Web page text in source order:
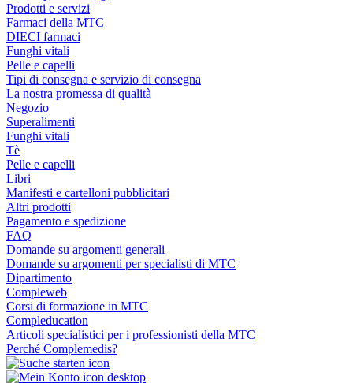
Prodotti e servizi
Farmaci della MTC
DIECI farmaci
Funghi vitali
Pelle e capelli
Tipi di consegna e servizio di consegna
La nostra promessa di qualità
Negozio
Superalimenti
Funghi vitali
Tè
Pelle e capelli
Libri
Manifesti e cartelloni pubblicitari
Altri prodotti
Pagamento e spedizione
FAQ
Domande su argomenti generali
Domande su argomenti per specialisti di MTC
Dipartimento
Compleweb
Corsi di formazione in MTC
Compleducation
Articoli specialistici per i professionisti della MTC
Perché Complemedis?